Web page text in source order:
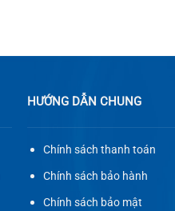
HƯỚNG DẪN CHUNG
Chính sách thanh toán
Chính sách bảo hành
Chính sách bảo mật